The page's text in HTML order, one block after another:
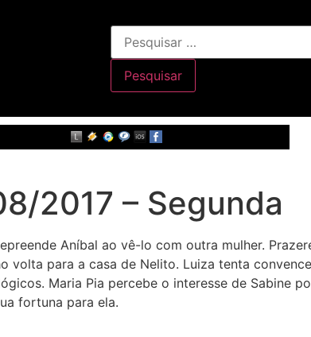
2017 – Segunda
Aníbal ao vê-lo com outra mulher.
volta para a casa de Nelito. Luiza tenta
Maria Pia percebe o interesse de Sabine
fortuna para ela.